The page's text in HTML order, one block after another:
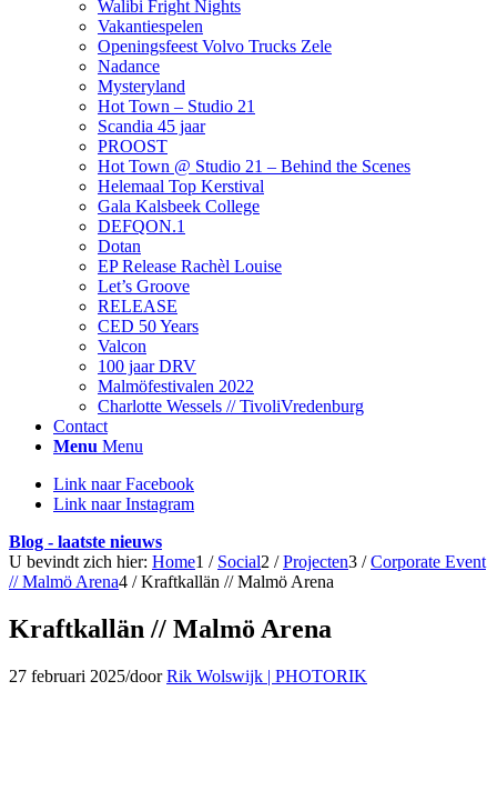
Walibi Fright Nights
Vakantiespelen
Openingsfeest Volvo Trucks Zele
Nadance
Mysteryland
Hot Town – Studio 21
Scandia 45 jaar
PROOST
Hot Town @ Studio 21 – Behind the Scenes
Helemaal Top Kerstival
Gala Kalsbeek College
DEFQON.1
Dotan
EP Release Rachèl Louise
Let’s Groove
RELEASE
CED 50 Years
Valcon
100 jaar DRV
Malmöfestivalen 2022
Charlotte Wessels // TivoliVredenburg
Contact
Menu Menu
Link naar Facebook
Link naar Instagram
Blog - laatste nieuws
U bevindt zich hier: Home1 / Social2 / Projecten3 / Corporate Event
// Malmö Arena4 / Kraftkallän // Malmö Arena
Kraftkallän // Malmö Arena
27 februari 2025/doorRik Wolswijk | PHOTORIK